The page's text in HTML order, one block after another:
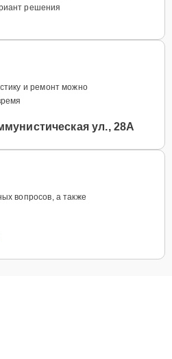
решения
и ремонт можно
ул., 28А
вопросов, а также